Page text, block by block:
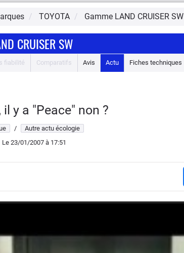
TOYOTA Gamme LAND CRUISER SW
CRUISER SW
fiabilité Comparatifs Avis Actu Fiches techniques
y a "Peace" non ?
/
Autre actu écologie
Le 23/01/2007 à 17:51